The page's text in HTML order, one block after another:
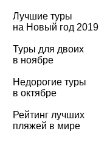
Лучшие туры
на Новый год 2019
Туры для двоих
в ноябре
Недорогие туры
в октябре
Рейтинг лучших
пляжей в мире